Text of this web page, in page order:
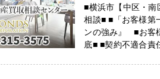
■横浜市【中区・
相談■ ■「お客様第
ンの強み』 ■お客
底■ ■契約不適合責